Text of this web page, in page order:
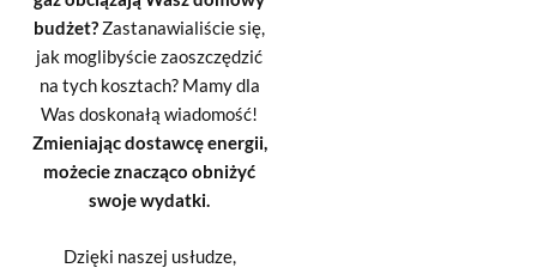
budżet? Zastanawialiście się,
jak moglibyście zaoszczędzić
na tych kosztach? Mamy dla
Was doskonałą wiadomość!
Zmieniając dostawcę energii,
możecie znacząco obniżyć
swoje wydatki.
Dzięki naszej usłudze,